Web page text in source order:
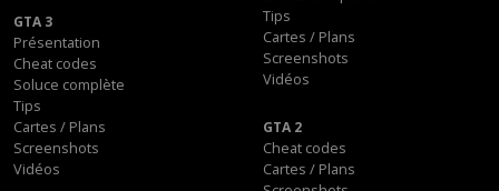
Tips
Cartes / Plans
Screenshots
Vidéos
GTA 3
Présentation
Cheat codes
Soluce complète
Tips
Cartes / Plans
Screenshots
Vidéos
GTA 2
Cheat codes
Cartes / Plans